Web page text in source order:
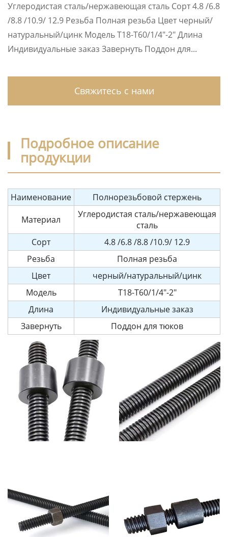
Углеродистая сталь/нержавеющая сталь Сорт 4.8 /6.8
/8.8 /10.9/ 12.9 Резьба Полная резьба Цвет черный/
натуральный/цинк Модель T18-T60/1/4″-2″ Длина
Индивидуальные заказ Завернуть Поддон для...
Свяжитесь с нами
Подробное описание
продукции
Наименование
Полнорезьбовой стержень
Материал
Углеродистая сталь/нержавеющая
сталь
Сорт
4.8 /6.8 /8.8 /10.9/ 12.9
Резьба
Полная резьба
Цвет
черный/натуральный/цинк
Модель
T18-T60/1/4"-2"
Длина
Индивидуальные заказ
Завернуть
Поддон для тюков